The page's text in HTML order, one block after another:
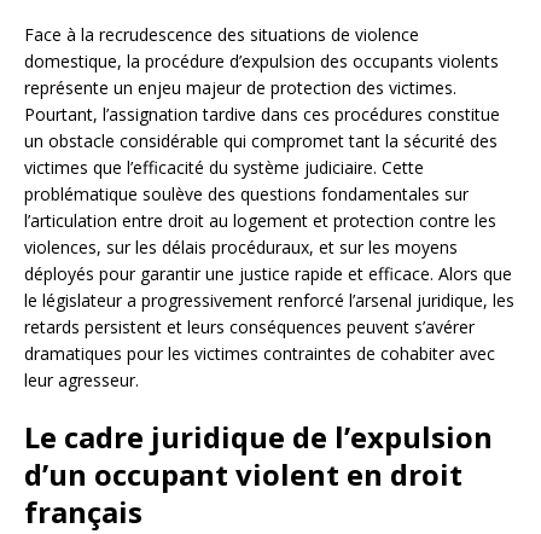
Face à la recrudescence des situations de violence
domestique, la procédure d’expulsion des occupants violents
représente un enjeu majeur de protection des victimes.
Pourtant, l’assignation tardive dans ces procédures constitue
un obstacle considérable qui compromet tant la sécurité des
victimes que l’efficacité du système judiciaire. Cette
problématique soulève des questions fondamentales sur
l’articulation entre droit au logement et protection contre les
violences, sur les délais procéduraux, et sur les moyens
déployés pour garantir une justice rapide et efficace. Alors que
le législateur a progressivement renforcé l’arsenal juridique, les
retards persistent et leurs conséquences peuvent s’avérer
dramatiques pour les victimes contraintes de cohabiter avec
leur agresseur.
Le cadre juridique de l’expulsion
d’un occupant violent en droit
français